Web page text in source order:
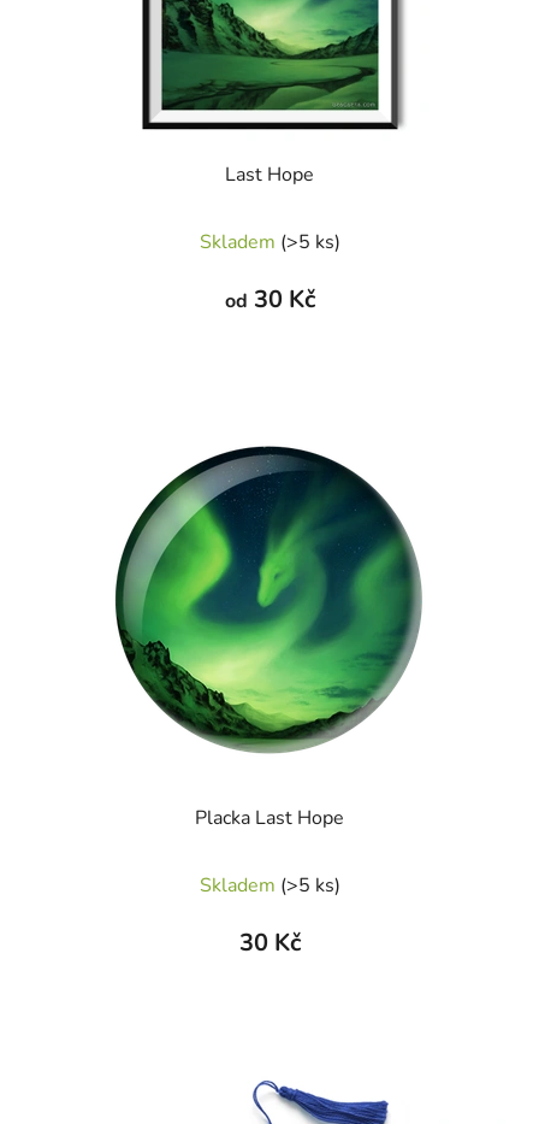
Last Hope
hodnocení
produktu
hvězdiček.
Skladem (>5 ks)
od 30 Kč
Placka Last Hope
Skladem (>5 ks)
30 Kč